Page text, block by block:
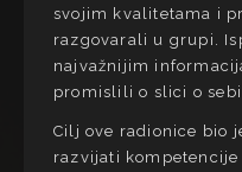
svojim kvalitetama i
razgovarali u grupi.
najvažnijim
promislili o slici o sebi
Cilj ove radionice bio
razvijati kompetencije